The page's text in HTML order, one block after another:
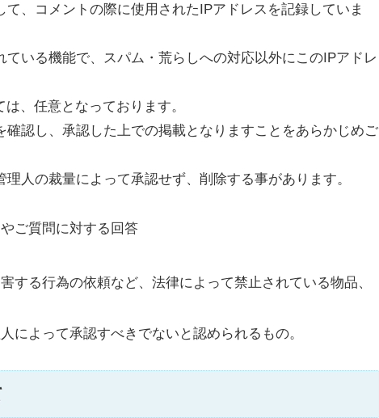
、コメントの際に使用されたIPアドレスを記録していま
いる機能で、スパム・荒らしへの対応以外にこのIPアドレ
、任意となっております。
認し、承認した上での掲載となりますことをあらかじめご
人の裁量によって承認せず、削除する事があります。
ご質問に対する回答
する行為の依頼など、法律によって禁止されている物品、
によって承認すべきでないと認められるもの。